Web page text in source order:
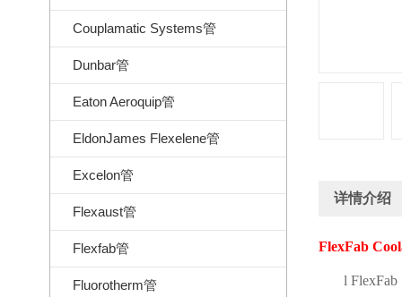
Couplamatic Systems管
Dunbar管
Eaton Aeroquip管
EldonJames Flexelene管
Excelon管
Flexaust管
Flexfab管
Fluorotherm管
详情介绍
FlexFab
l FlexFab